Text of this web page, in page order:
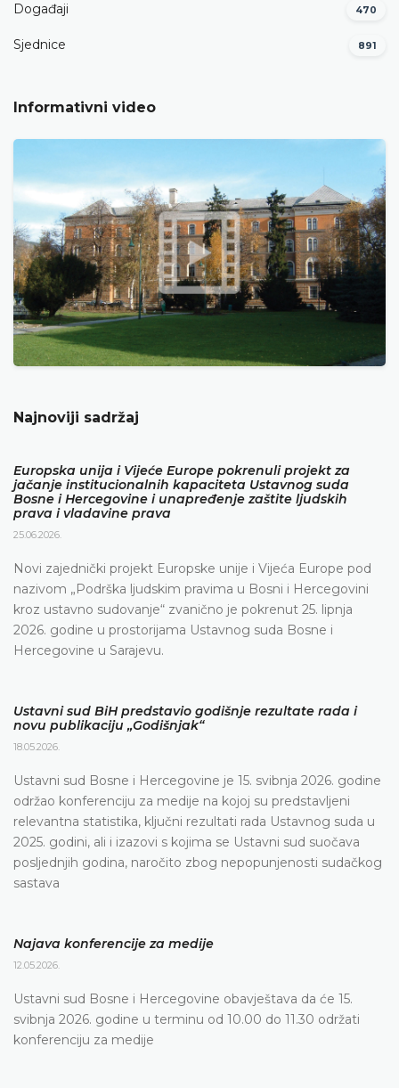
Događaji 470
Sjednice 891
Informativni video
Najnoviji sadržaj
Europska unija i Vijeće Europe pokrenuli projekt za
jačanje institucionalnih kapaciteta Ustavnog suda
Bosne i Hercegovine i unapređenje zaštite ljudskih
prava i vladavine prava
25.06.2026.
Novi zajednički projekt Europske unije i Vijeća Europe pod
nazivom „Podrška ljudskim pravima u Bosni i Hercegovini
kroz ustavno sudovanje“ zvanično je pokrenut 25. lipnja
2026. godine u prostorijama Ustavnog suda Bosne i
Hercegovine u Sarajevu.
Ustavni sud BiH predstavio godišnje rezultate rada i
novu publikaciju „Godišnjak“
18.05.2026.
Ustavni sud Bosne i Hercegovine je 15. svibnja 2026. godine
održao konferenciju za medije na kojoj su predstavljeni
relevantna statistika, ključni rezultati rada Ustavnog suda u
2025. godini, ali i izazovi s kojima se Ustavni sud suočava
posljednjih godina, naročito zbog nepopunjenosti sudačkog
sastava
Najava konferencije za medije
12.05.2026.
Ustavni sud Bosne i Hercegovine obavještava da će 15.
svibnja 2026. godine u terminu od 10.00 do 11.30 održati
konferenciju za medije